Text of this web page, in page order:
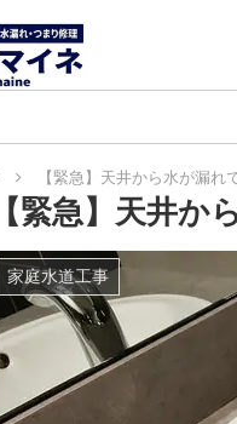
【緊急】天井から水が漏
【緊急】天井
家庭水道工事